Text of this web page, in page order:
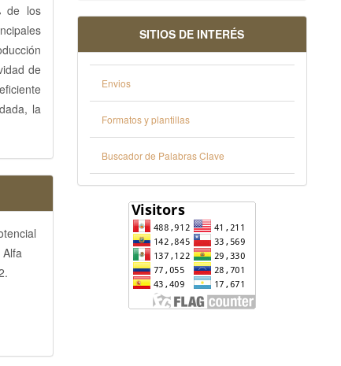
de los
de
la
SITIOS DE INTERÉS
Envios
Formatos y plantillas
Buscador de Palabras Clave